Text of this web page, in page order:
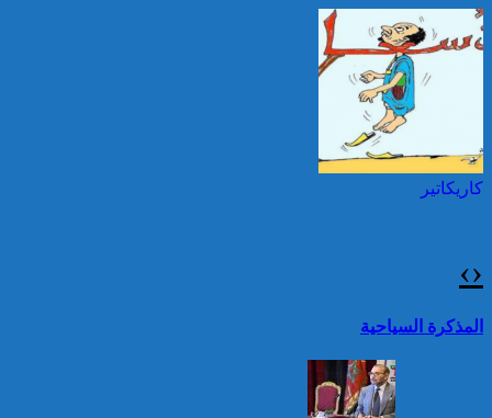
حرائق الغابات : الاتحاد
الأوروبي يعبئ إمكانياته
لدعم فرنسا والبرتغال
بالمناطق الحضرية خلال
السلام بمناسبة ذكرى عيد
العرش المجيد
المجيد
توقيف شخصين هددا شرطيا
بسكينين خلال محاولة سرقة ليلا
تقرير: 67,7% من الأشخاص في
وضعية إعاقة لم يبلغوا أي مستوى
كاريكاتير
‹
›
المذكرة السياحية